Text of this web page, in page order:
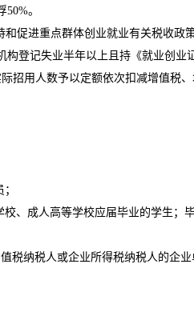
。
进重点群体创业就业有关税收政策
记失业半年以上且持《就业创业
招用人数予以定额依次扣减增值税
成人高等学校应届毕业的学生；毕
纳税人或企业所得税纳税人的企